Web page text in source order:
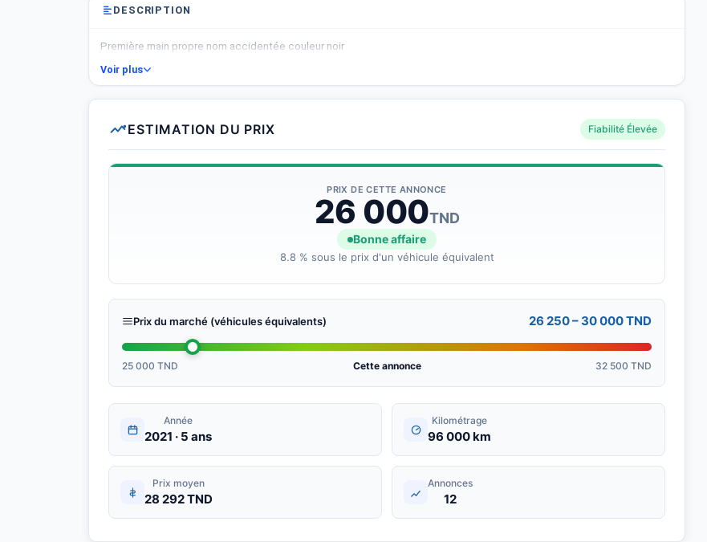
DESCRIPTION
Première main propre nom accidentée couleur noir
Voir plus
ESTIMATION DU PRIX Fiabilité Élevée
PRIX DE CETTE ANNONCE
26 000TND
Bonne affaire
8.8 % sous le prix d'un véhicule équivalent
Prix du marché (véhicules équivalents) 26 250 – 30 000 TND
25 000 TND Cette annonce 32 500 TND
Année
2021 · 5 ans
Kilométrage
96 000 km
Prix moyen
28 292 TND
Annonces
12